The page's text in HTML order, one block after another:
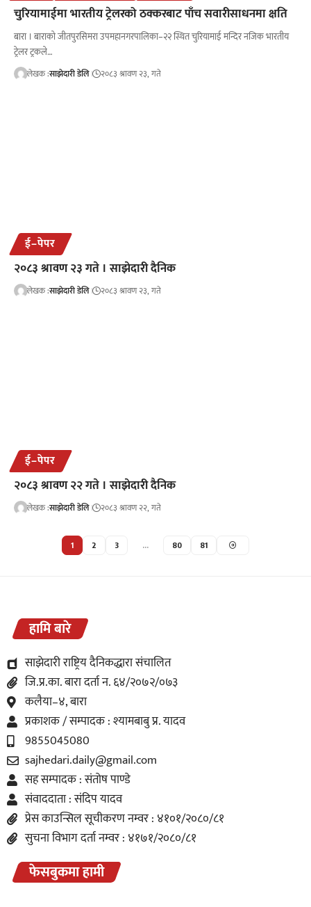
चुरियामाईमा भारतीय ट्रेलरको ठक्करबाट पाँच सवारीसाधनमा क्षति
बारा । बाराको जीतपुरसिमरा उपमहानगरपालिका–२२ स्थित चुरियामाई मन्दिर नजिक भारतीय
ट्रेलर ट्रकले…
लेखक :साझेदारी डेलि २०८३ श्रावण २३, गते
ई–पेपर
२०८३ श्रावण २३ गते । साझेदारी दैनिक
लेखक :साझेदारी डेलि २०८३ श्रावण २३, गते
ई–पेपर
२०८३ श्रावण २२ गते । साझेदारी दैनिक
लेखक :साझेदारी डेलि २०८३ श्रावण २२, गते
1 2 3 … 80 81
हामि बारे
साझेदारी राष्ट्रिय दैनिकद्धारा संचालित
जि.प्र.का. बारा दर्ता न. ६४/२०७२/०७३
कलैया–४, बारा
प्रकाशक / सम्पादक : श्यामबाबु प्र. यादव
9855045080
sajhedari.daily@gmail.com
सह सम्पादक : संतोष पाण्डे
संवाददाता : संदिप यादव
प्रेस काउन्सिल सूचीकरण नम्वर : ४१०१/२०८०/८१
सुचना विभाग दर्ता नम्वर : ४१७१/२०८०/८१
फेसबुकमा हामी